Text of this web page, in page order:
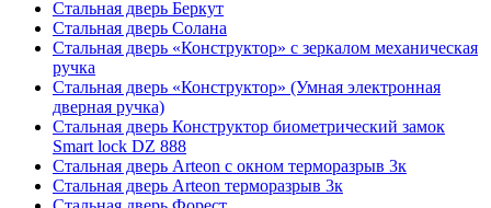
Стальная дверь Беркут
Стальная дверь Солана
Стальная дверь «Конструктор» с зеркалом механическая
ручка
Стальная дверь «Конструктор» (Умная электронная
дверная ручка)
Стальная дверь Конструктор биометрический замок
Smart lock DZ 888
Стальная дверь Arteon с окном терморазрыв 3к
Стальная дверь Arteon терморазрыв 3к